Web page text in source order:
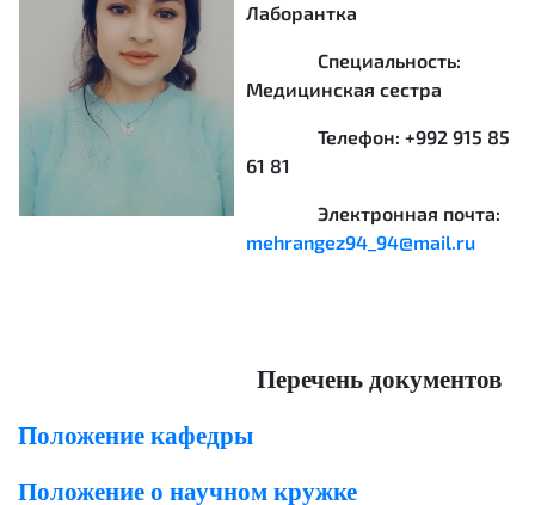
Лаборантка
Специальность:
Медицинская сестра
Телефон: +992 915 85
61 81
Электронная почта:
mehrangez94_94@mail.ru
Перечень документов
Положение кафедры
Положение о научном кружке